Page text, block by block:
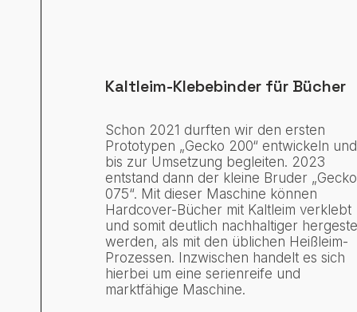
Kaltleim-Klebebinder für Bücher
Schon 2021 durften wir den ersten
Prototypen „Gecko 200“ entwickeln und
bis zur Umsetzung begleiten. 2023
entstand dann der kleine Bruder „Gecko
075“. Mit dieser Maschine können
Hardcover-Bücher mit Kaltleim verklebt
und somit deutlich nachhaltiger
werden, als mit den üblichen Heißleim-
Prozessen. Inzwischen handelt es sich
hierbei um eine serienreife und
marktfähige Maschine.